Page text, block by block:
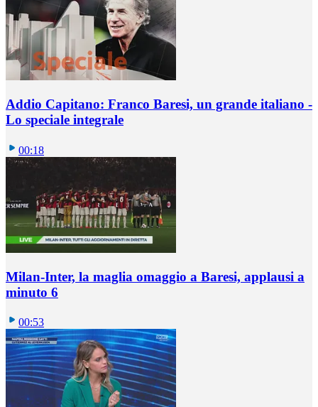
Addio Capitano: Franco Baresi, un grande italiano -
Lo speciale integrale
00:18
Milan-Inter, la maglia omaggio a Baresi, applausi a
minuto 6
00:53